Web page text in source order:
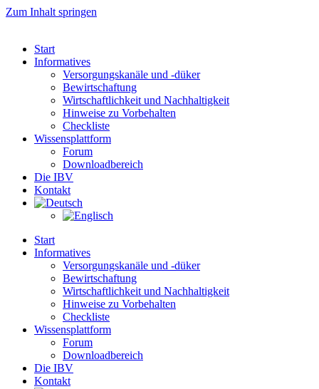
Zum Inhalt springen
Start
Informatives
Versorgungskanäle und -düker
Bewirtschaftung
Wirtschaftlichkeit und Nachhaltigkeit
Hinweise zu Vorbehalten
Checkliste
Wissensplattform
Forum
Downloadbereich
Die IBV
Kontakt
Start
Informatives
Versorgungskanäle und -düker
Bewirtschaftung
Wirtschaftlichkeit und Nachhaltigkeit
Hinweise zu Vorbehalten
Checkliste
Wissensplattform
Forum
Downloadbereich
Die IBV
Kontakt